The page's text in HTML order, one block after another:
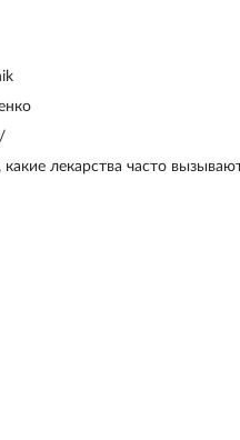
/
лекарства часто